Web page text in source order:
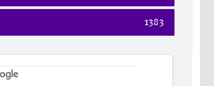
اسفند
دی
بهمن
آبان
آذر
دی
بهمن
شهريور
مهر
آبان
آذر
تير
مرداد
شهريور
مهر
ارديبهشت
خرداد
تير
مرداد
فروردين
ارديبهشت
خرداد
1383
فروردين